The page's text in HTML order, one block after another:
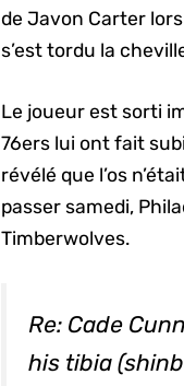
de Javon Carter
s’est tordu la
Le joueur est sorti
76ers lui ont fait
révélé que l’os
passer samedi,
Timberwolves.
Re: Cade
his tibia